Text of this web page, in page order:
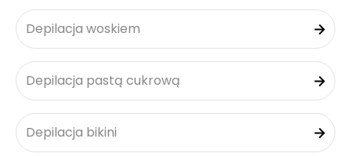
Depilacja woskiem
Depilacja pastą cukrową
Depilacja bikini